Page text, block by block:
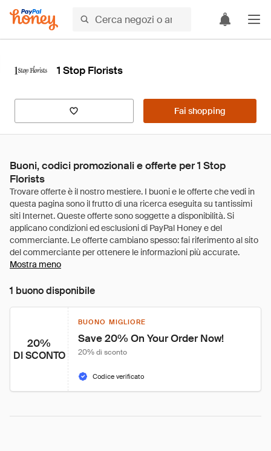
1 Stop Florists
Fai shopping
Buoni, codici promozionali e offerte per 1 Stop
Florists
Mostra meno
1 buono disponibile
20%
DI SCONTO
BUONO MIGLIORE
Save 20% On Your Order Now!
20% di sconto
Codice verificato